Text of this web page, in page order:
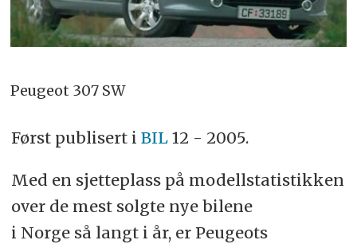
Peugeot 307 SW
Først publisert i BIL12 - 2005.
Med en sjetteplass på modellstatistikken
over de mest solgte nye bilene
i Norge så langt i år, er Peugeots